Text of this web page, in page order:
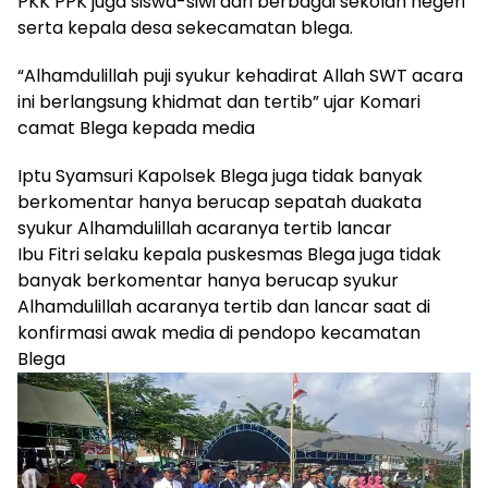
serta kepala desa sekecamatan blega.
“Alhamdulillah puji syukur kehadirat Allah SWT acara
ini berlangsung khidmat dan tertib” ujar Komari
camat Blega kepada media
Iptu Syamsuri Kapolsek Blega juga tidak banyak
berkomentar hanya berucap sepatah duakata
syukur Alhamdulillah acaranya tertib lancar
Ibu Fitri selaku kepala puskesmas Blega juga tidak
banyak berkomentar hanya berucap syukur
Alhamdulillah acaranya tertib dan lancar saat di
konfirmasi awak media di pendopo kecamatan
Blega